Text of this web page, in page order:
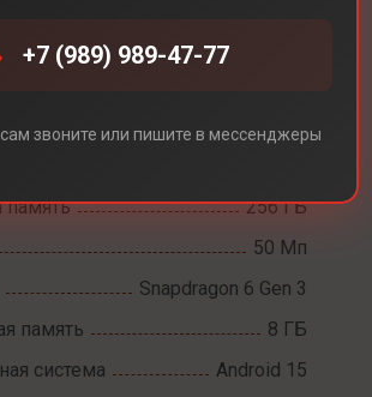
A36
память
256 ГБ
50 Мп
Snapdragon 6 Gen 3
память
8 ГБ
система
Android 15
+7 (989) 989-47-77
звоните или пишите в мессенджеры